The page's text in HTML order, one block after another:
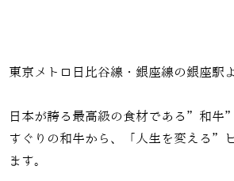
東京メトロ日比谷線・銀座線の銀座駅
日本が誇る最高級の食材である”和牛
すぐりの和牛から、「人生を変える”
ます。